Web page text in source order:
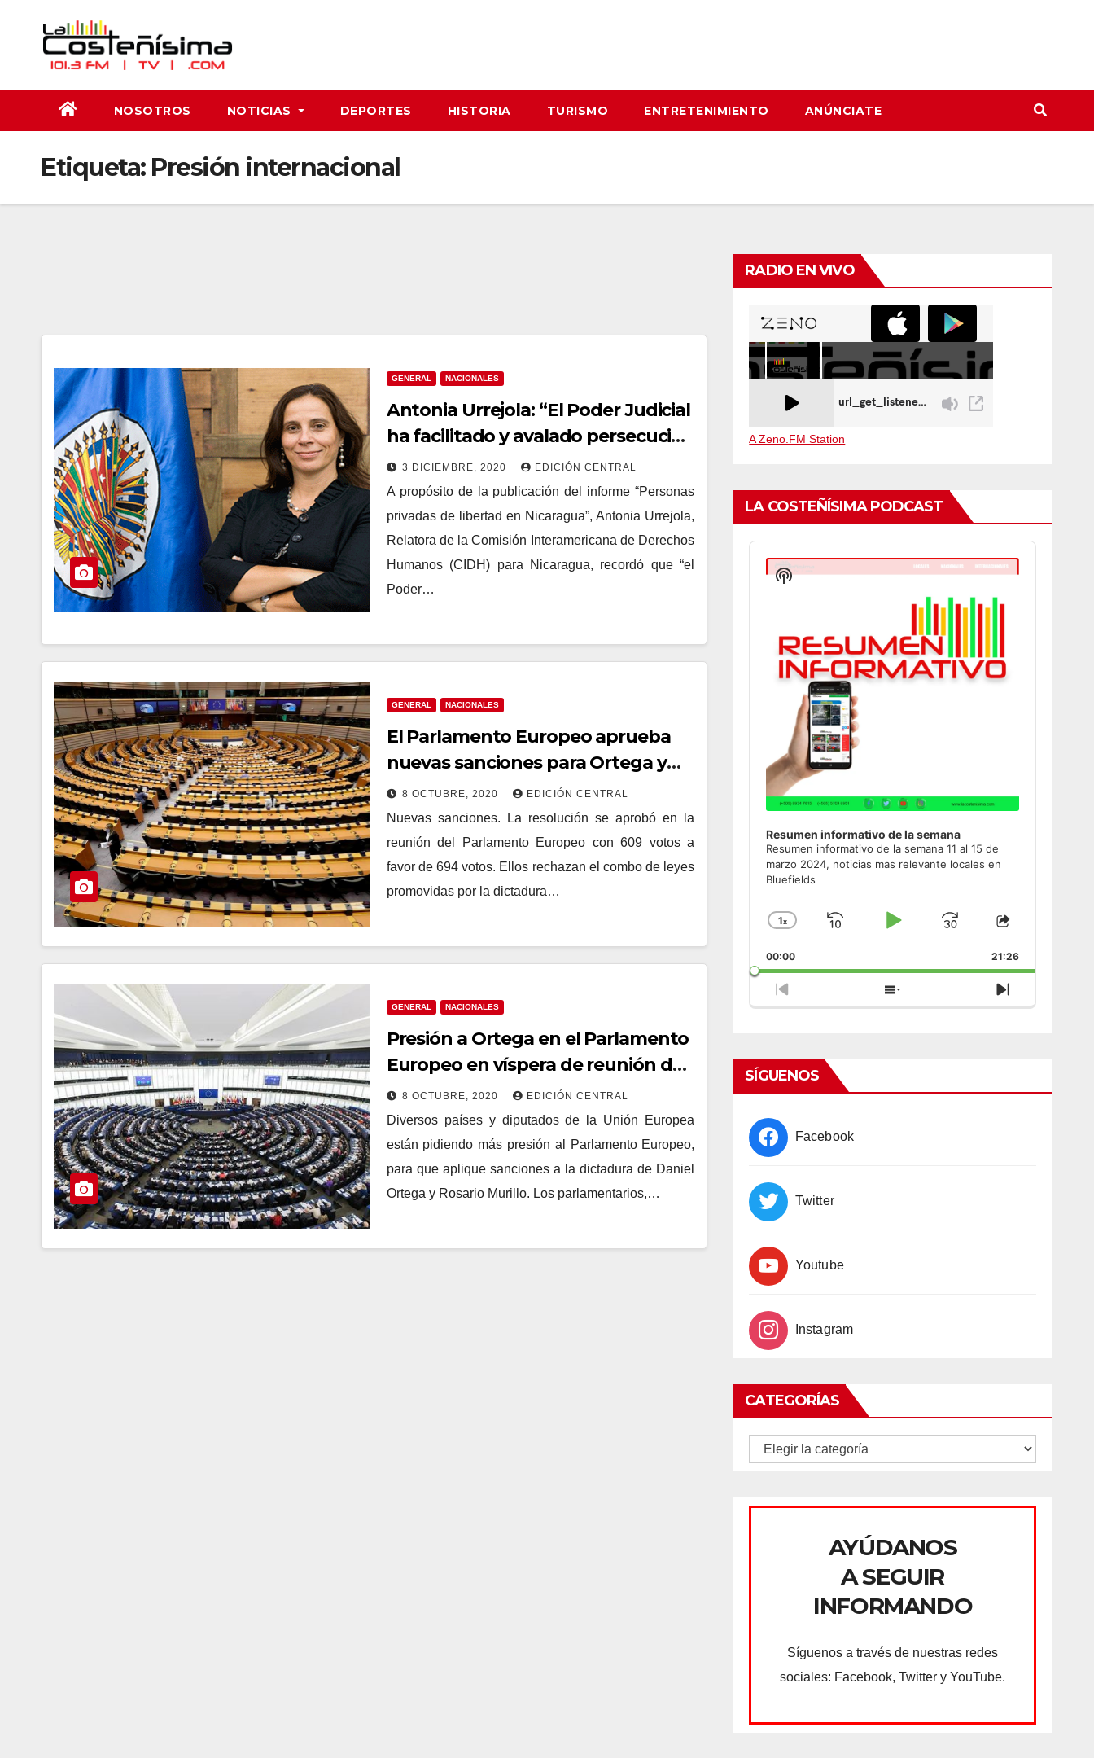
contenido
NOSOTROS NOTICIAS DEPORTES HISTORIA TURISMO ENTRETENIMIENTO ANÚNCIATE
Etiqueta: Presión internacional
GENERAL NACIONALES
Antonia Urrejola: “El Poder Judicial
ha facilitado y avalado persecución
y criminalización”
3 DICIEMBRE, 2020 EDICIÓN CENTRAL
A propósito de la publicación del informe “Personas
privadas de libertad en Nicaragua”, Antonia Urrejola,
Relatora de la Comisión Interamericana de Derechos
Humanos (CIDH) para Nicaragua, recordó que “el
Poder…
GENERAL NACIONALES
El Parlamento Europeo aprueba
nuevas sanciones para Ortega y
Murillo y rechaza leyes mordazas
8 OCTUBRE, 2020 EDICIÓN CENTRAL
Nuevas sanciones. La resolución se aprobó en la
reunión del Parlamento Europeo con 609 votos a
favor de 694 votos. Ellos rechazan el combo de leyes
promovidas por la dictadura…
GENERAL NACIONALES
Presión a Ortega en el Parlamento
Europeo en víspera de reunión de
este 8 de octubre
8 OCTUBRE, 2020 EDICIÓN CENTRAL
Diversos países y diputados de la Unión Europea
están pidiendo más presión al Parlamento Europeo,
para que aplique sanciones a la dictadura de Daniel
Ortega y Rosario Murillo. Los parlamentarios,…
RADIO EN VIVO
A Zeno.FM Station
LA COSTEÑÍSIMA PODCAST
Audio
Player
Resumen informativo de la semana
Resumen informativo de la semana 11 al 15 de
marzo 2024, noticias mas relevante locales en
Bluefields
Change
Rate
1x
Skip
Play
Jump
Forward
Share
Episode
00:00 21:26
Previous
Episode
Show
Episodes
Next
Episode
Show
SÍGUENOS
Facebook
Twitter
Youtube
Instagram
CATEGORÍAS
CATEGORÍAS
AYÚDANOS
A SEGUIR
INFORMANDO
Síguenos a través de nuestras redes
sociales: Facebook, Twitter y YouTube.